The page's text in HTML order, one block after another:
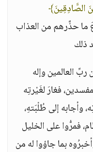
الصَّادِقِينَ﴾
ما حذَّرهم من العذاب
ذلك
العالمين وإله
فغارَ لغَيْرتِه
إلى طُلْبَتهِ،
فمرُّوا على الخليل
بما جاؤوا له من